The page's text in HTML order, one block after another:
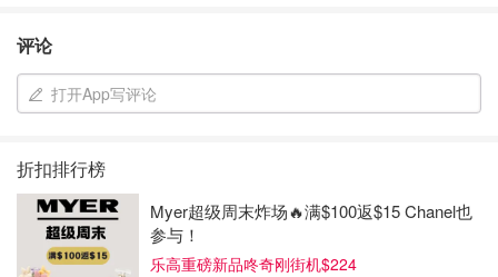
评论
打开App写评论
折扣排行榜
Myer超级周末炸场🔥满$100返$15 Chanel也
参与！
乐高重磅新品咚奇刚街机$224